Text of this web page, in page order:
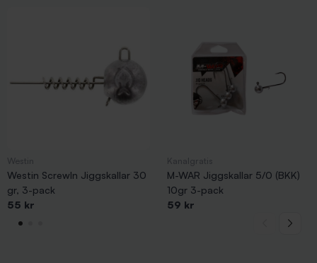
Westin ScrewIn Jiggskallar 30
gr, 3-pack
55 kr
M-WAR Jiggskallar 5/0 (BKK)
10gr 3-pack
59 kr